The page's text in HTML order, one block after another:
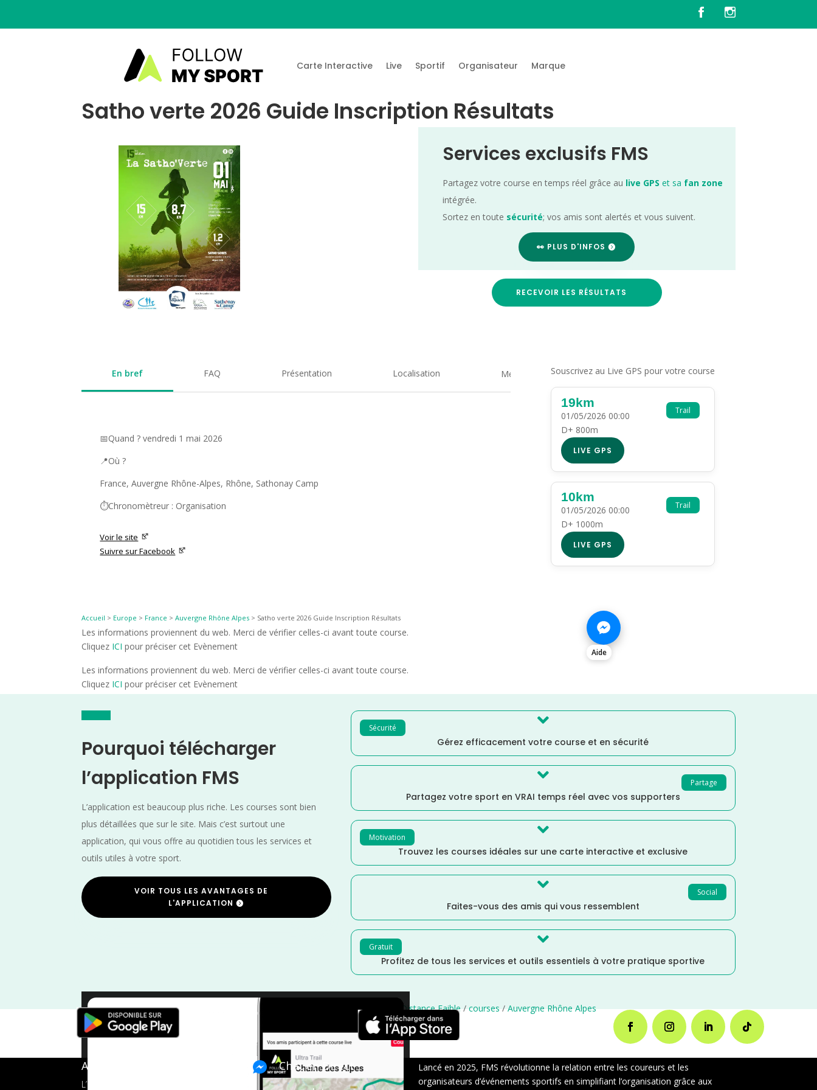
Carte Interactive Live Sportif Organisateur Marque
Satho verte 2026 Guide Inscription Résultats
Services exclusifs FMS
Partagez votre course en temps réel grâce au live GPS et sa fan zone
intégrée.
Sortez en toute sécurité; vos amis sont alertés et vous suivent.
👀 PLUS D'INFOS
RECEVOIR LES RÉSULTATS
En bref FAQ Présentation Localisation Medias
📅Quand ? vendredi 1 mai 2026
📍Où ?
France, Auvergne Rhône-Alpes, Rhône, Sathonay Camp
⏱️Chronomètreur : Organisation
Voir le site
Suivre sur Facebook
Souscrivez au Live GPS pour votre course
Trail
19km
01/05/2026 00:00
D+ 800m
LIVE GPS
Trail
10km
01/05/2026 00:00
D+ 1000m
LIVE GPS
Accueil > Europe > France >Auvergne Rhône Alpes > Satho verte 2026 Guide Inscription Résultats
Les informations proviennent du web. Merci de vérifier celles-ci avant toute course.
Cliquez ICI pour préciser cet Evènement
Les informations proviennent du web. Merci de vérifier celles-ci avant toute course.
Cliquez ICI pour préciser cet Evènement
Aide
Pourquoi télécharger
l’application FMS
L’application est beaucoup plus riche. Les courses sont bien
plus détaillées que sur le site. Mais c’est surtout une
application, qui vous offre au quotidien tous les services et
outils utiles à votre sport.
VOIR TOUS LES AVANTAGES DE
L'APPLICATION
Sécurité 
Gérez efficacement votre course et en sécurité
Partage

Partagez votre sport en VRAI temps réel avec vos supporters
Motivation 
Trouvez les courses idéales sur une carte interactive et exclusive
Social

Faites-vous des amis qui vous ressemblent
Gratuit 
Profitez de tous les services et outils essentiels à votre pratique sportive
×
Rhône Distance Semi Distance Faible/courses/Auvergne Rhône Alpes
A propos de FMS
L’application tout-en-un pour les
Chat en Direct
Lancé en 2025, FMS révolutionne la relation entre les coureurs et les
organisateurs d’événements sportifs en simplifiant l’organisation grâce aux